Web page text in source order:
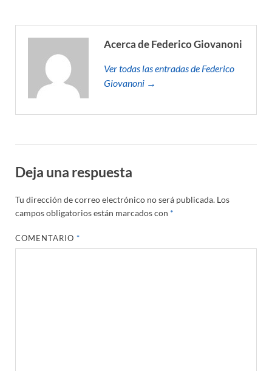
Acerca de Federico Giovanoni
Ver todas las entradas de Federico
Giovanoni →
Deja una respuesta
Tu dirección de correo electrónico no será publicada. Los
campos obligatorios están marcados con *
COMENTARIO*